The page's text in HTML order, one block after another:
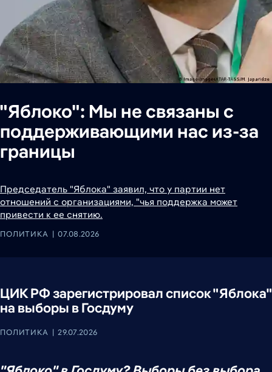
"Яблоко": Мы не связаны с
поддерживающими нас из-за
границы
Председатель "Яблока" заявил, что у партии нет
отношений с организациями, "чья поддержка может
привести к ее снятию.
ПОЛИТИКА 07.08.2026
ЦИК РФ зарегистрировал список "Яблока"
на выборы в Госдуму
ПОЛИТИКА 29.07.2026